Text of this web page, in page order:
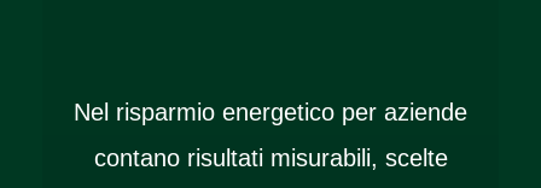
Nel risparmio energetico per aziende
contano risultati misurabili, scelte